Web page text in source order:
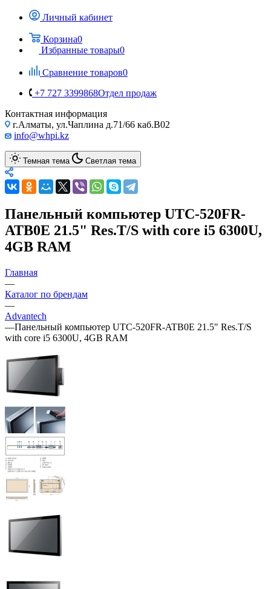
Личный кабинет
Корзина0
Избранные товары0
Сравнение товаров0
+7 727 3399868Отдел продаж
Контактная информация
г.Алматы, ул.Чаплина д.71/66 каб.B02
info@whpi.kz
Темная тема Светлая тема
Панельный компьютер UTC-520FR-
ATB0E 21.5" Res.T/S with core i5 6300U,
4GB RAM
Главная
—
Каталог по брендам
—
Advantech
—Панельный компьютер UTC-520FR-ATB0E 21.5" Res.T/S
with core i5 6300U, 4GB RAM